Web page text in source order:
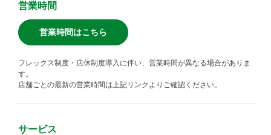
営業時間
営業時間はこちら
フレックス制度・店休制度導入に伴い、営業時間が異なる場合がありま
す。
店舗ごとの最新の営業時間は上記リンクよりご確認ください。
サービス